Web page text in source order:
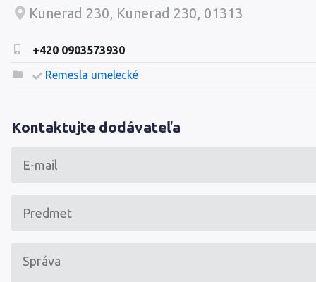
Kunerad 230, Kunerad 230, 01313
+420 0903573930
Remesla umelecké
Kontaktujte dodávateľa